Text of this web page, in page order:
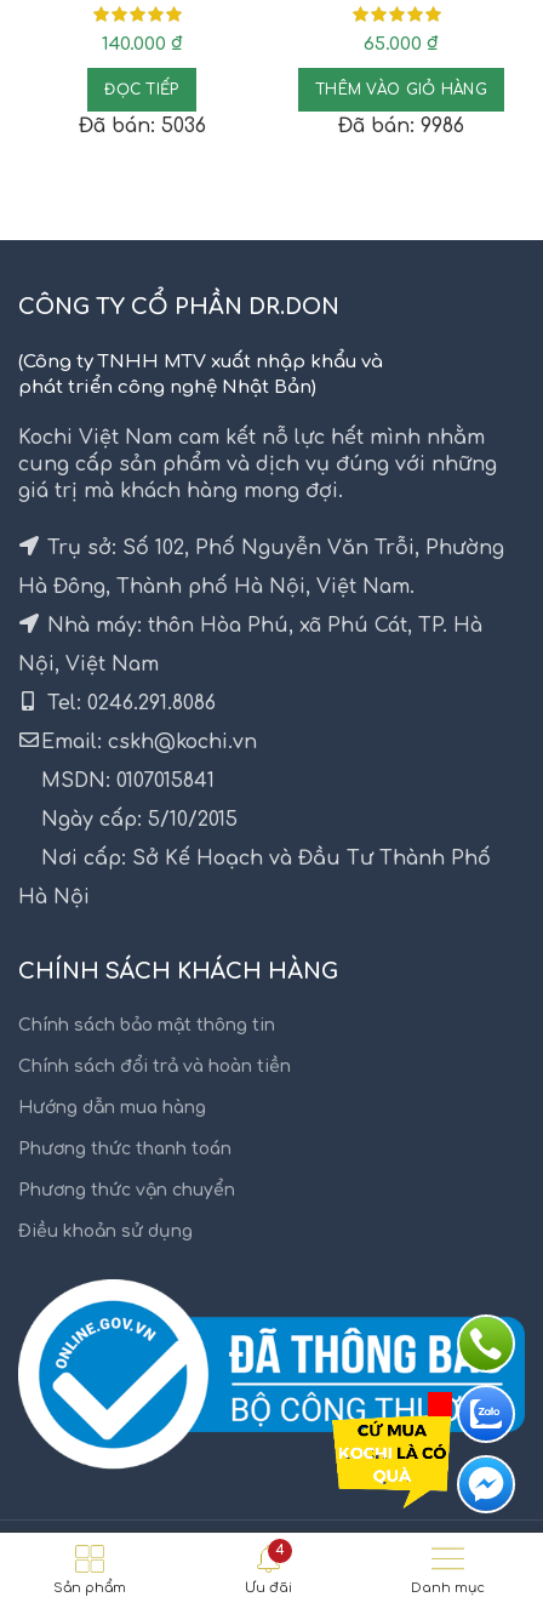
140.000 ₫
ĐỌC TIẾP
Đã bán: 5036
65.000 ₫
THÊM VÀO GIỎ HÀNG
Đã bán: 9986
CÔNG TY CỔ PHẦN DR.DON
(Công ty TNHH MTV xuất nhập khẩu và
phát triển công nghệ Nhật Bản)
Kochi Việt Nam cam kết nỗ lực hết mình nhằm
cung cấp sản phẩm và dịch vụ đúng với những
giá trị mà khách hàng mong đợi.
Trụ sở: Số 102, Phố Nguyễn Văn Trỗi, Phường
Hà Đông, Thành phố Hà Nội, Việt Nam.
Nhà máy: thôn Hòa Phú, xã Phú Cát, TP. Hà
Nội, Việt Nam
Tel: 0246.291.8086
Email: cskh@kochi.vn
MSDN: 0107015841
Ngày cấp: 5/10/2015
Nơi cấp: Sở Kế Hoạch và Đầu Tư Thành Phố
Hà Nội
CHÍNH SÁCH KHÁCH HÀNG
Chính sách bảo mật thông tin
Chính sách đổi trả và hoàn tiền
Hướng dẫn mua hàng
Phương thức thanh toán
Phương thức vận chuyển
Điều khoản sử dụng
KOCHI.VN
Sản phẩm
4
Ưu đãi Danh mục